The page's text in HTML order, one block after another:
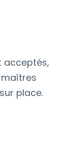
acceptés,
place.